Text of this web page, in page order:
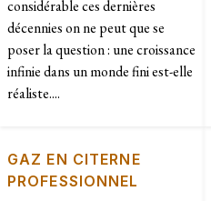
considérable ces dernières
décennies on ne peut que se
poser la question : une croissance
infinie dans un monde fini est-elle
réaliste....
GAZ EN CITERNE
PROFESSIONNEL